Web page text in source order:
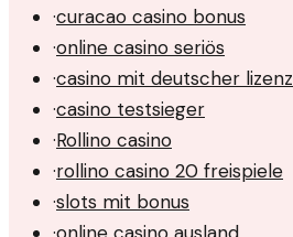
·curacao casino bonus
·online casino seriös
·casino mit deutscher lizenz
·casino testsieger
·Rollino casino
·rollino casino 20 freispiele
·slots mit bonus